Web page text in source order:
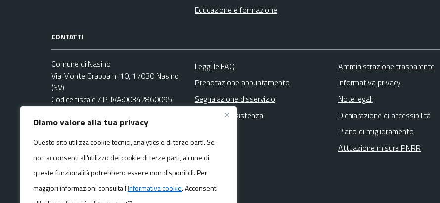
Diamo valore alla tua privacy
Questo sito utilizza cookie tecnici, analytics e di terze parti. Se
non acconsenti all'utilizzo dei cookie di terze parti, alcune di
queste funzionalità potrebbero essere non disponibili. Per
maggiori informazioni consulta l'Informativa cookie. Acconsenti
Educazione e formazione
CONTATTI
Comune di Nasino
Via Monte Grappa n. 10, 17030 Nasino
(SV)
Codice fiscale / P. IVA:00342860095
Ufficio Relazioni con il Pubblico (URP)
PEC:
protocollo@pec.comune.nasino.sv.it
Centralino unico: +39 0182 77017
Leggi le FAQ
Prenotazione appuntamento
Segnalazione disservizio
Richiesta assistenza
Amministrazione trasparente
Informativa privacy
Note legali
Dichiarazione di accessibilità
Piano di miglioramento
Attuazione misure PNRR